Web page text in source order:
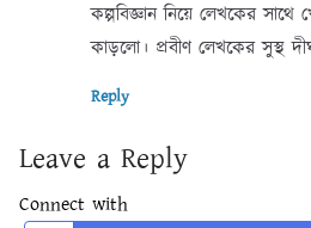
কল্পবিজ্ঞান নিয়ে লেখকের
কাড়লো। প্রবীণ লেখকের সুস্থ
Reply
Leave a Reply
Connect with